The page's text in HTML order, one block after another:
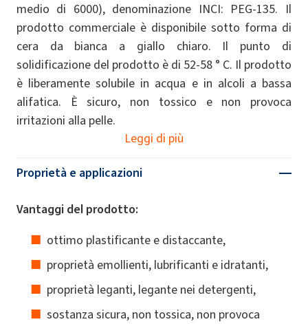
medio di 6000), denominazione INCI: PEG-135. Il
prodotto commerciale è disponibile sotto forma di
cera da bianca a giallo chiaro. Il punto di
solidificazione del prodotto è di 52-58 ° C. Il prodotto
è liberamente solubile in acqua e in alcoli a bassa
alifatica. È sicuro, non tossico e non provoca
irritazioni alla pelle.
Leggi di più
Proprietà e applicazioni
Vantaggi del prodotto:
ottimo plastificante e distaccante,
proprietà emollienti, lubrificanti e idratanti,
proprietà leganti, legante nei detergenti,
sostanza sicura, non tossica, non provoca